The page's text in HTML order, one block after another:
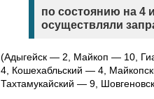
по состоянию на 4
осуществляли
(Адыгейск — 2, Майкоп — 10,
4, Кошехабльский — 4,
Тахтамукайский — 9,